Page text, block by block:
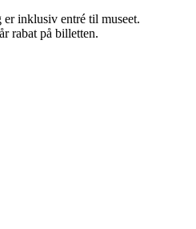
inklusiv entré til museet.
rabat på billetten.